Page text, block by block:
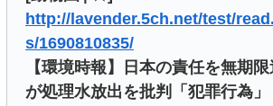
http://lavender.5ch.net/test/
s/1690810835/
【環境時報】日本の責任を無期
が処理水放出を批判「犯罪行為